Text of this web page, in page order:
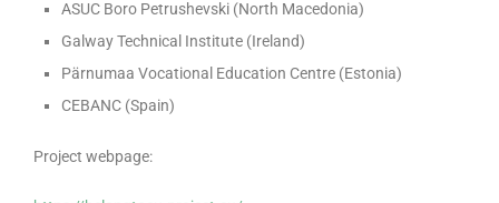
ASUC Boro Petrushevski (North Macedonia)
Galway Technical Institute (Ireland)
Pärnumaa Vocational Education Centre (Estonia)
CEBANC (Spain)
Project webpage: